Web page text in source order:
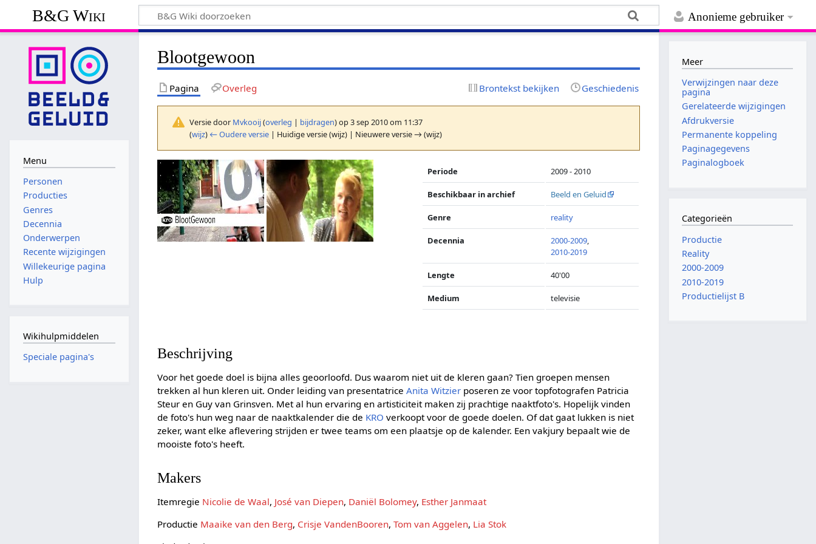
Anonieme gebruiker
B&G Wiki
Blootgewoon
Pagina Overleg Brontekst bekijken Geschiedenis
Versie door Mvkooij(overleg | bijdragen)op 3 sep 2010 om 11:37
(wijz) ← Oudere versie | Huidige versie (wijz) | Nieuwere versie → (wijz)
Periode 2009 - 2010
Beschikbaar in archief Beeld en Geluid
Genre reality
Decennia 2000-2009,
2010-2019
Lengte 40'00
Medium televisie
Beschrijving
Voor het goede doel is bijna alles geoorloofd. Dus waarom niet uit de kleren gaan? Tien groepen mensen
trekken al hun kleren uit. Onder leiding van presentatriceAnita Witzier poseren ze voor topfotografen Patricia
Steur en Guy van Grinsven. Met al hun ervaring en artisticiteit maken zij prachtige naaktfoto's. Hopelijk vinden
de foto's hun weg naar de naaktkalender die de KRO verkoopt voor de goede doelen. Of dat gaat lukken is niet
zeker, want elke aflevering strijden er twee teams om een plaatsje op de kalender. Een vakjury bepaalt wie de
mooiste foto's heeft.
Makers
Itemregie Nicolie de Waal, José van Diepen, Daniël Bolomey, Esther Janmaat
Productie Maaike van den Berg, Crisje VandenBooren,Tom van Aggelen, Lia Stok
Menu
Personen
Producties
Genres
Decennia
Onderwerpen
Recente wijzigingen
Willekeurige pagina
Hulp
Wikihulpmiddelen
Speciale pagina's
Meer
Verwijzingen naar deze
pagina
Gerelateerde wijzigingen
Afdrukversie
Permanente koppeling
Paginagegevens
Paginalogboek
Categorieën
Productie
Reality
2000-2009
2010-2019
Productielijst B